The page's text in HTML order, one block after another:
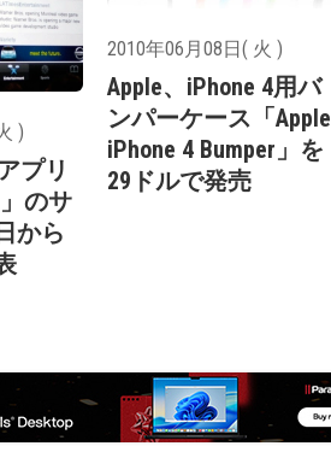
)
プリ
のサ
から
2010年06月08日( 火 )
Apple、iPhone 4用バ
ンパーケース「Apple
iPhone 4 Bumper」を
29ドルで発売